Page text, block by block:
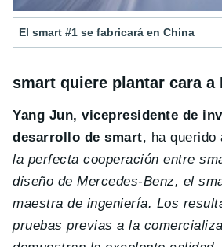
El smart #1 se fabricará en China
smart quiere plantar cara a
Yang Jun, vicepresidente de
desarrollo de smart, ha querido
la perfecta cooperación entre
diseño de Mercedes-Benz, el
maestra de ingeniería. Los
pruebas previas a la